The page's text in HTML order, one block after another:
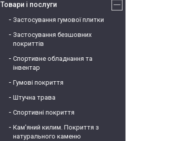
Товари і послуги
Застосування гумової плитки
Застосування безшовних
покриттів
Спортивне обладнання та
інвентар
Гумові покриття
Штучна трава
Спортивні покриття
Кам'яний килим. Покриття з
натурального каменю